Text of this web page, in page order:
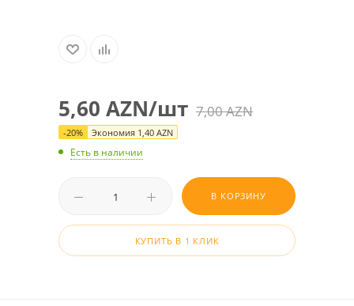
5,60 AZN/шт 7,00AZN
-20% Экономия 1,40 AZN
Есть в наличии
В КОРЗИНУ
КУПИТЬ В 1 КЛИК